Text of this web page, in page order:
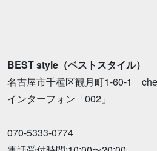
BEST style（ベストスタイル）
名古屋市千種区観月町1-60-1
インターフォン「002」
070-5333-0774